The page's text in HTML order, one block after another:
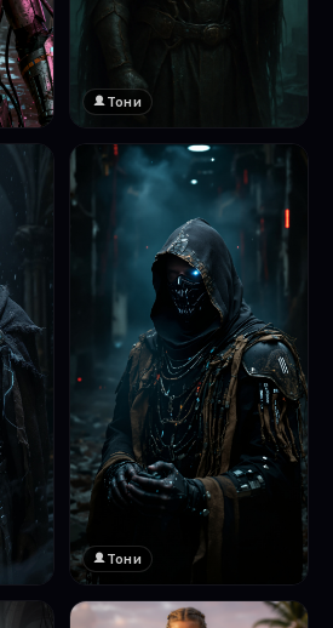
Тони
Тони